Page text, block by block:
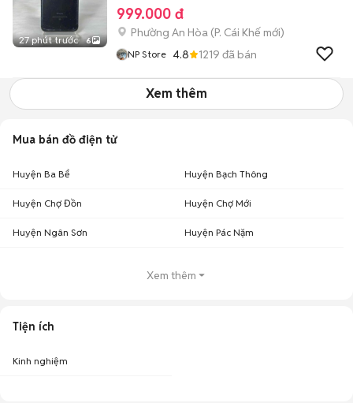
27 phút trước 6
999.000 đ
Phường An Hòa (P. Cái Khế mới)
NP Store 4.8 1219 đã bán
Xem thêm
Mua bán đồ điện tử
Huyện Ba Bể Huyện Bạch Thông
Huyện Chợ Đồn Huyện Chợ Mới
Huyện Ngân Sơn Huyện Pác Nặm
Xem thêm
Tiện ích
Kinh nghiệm